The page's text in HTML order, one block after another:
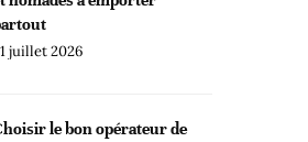
juillet 2026
le bon opérateur de